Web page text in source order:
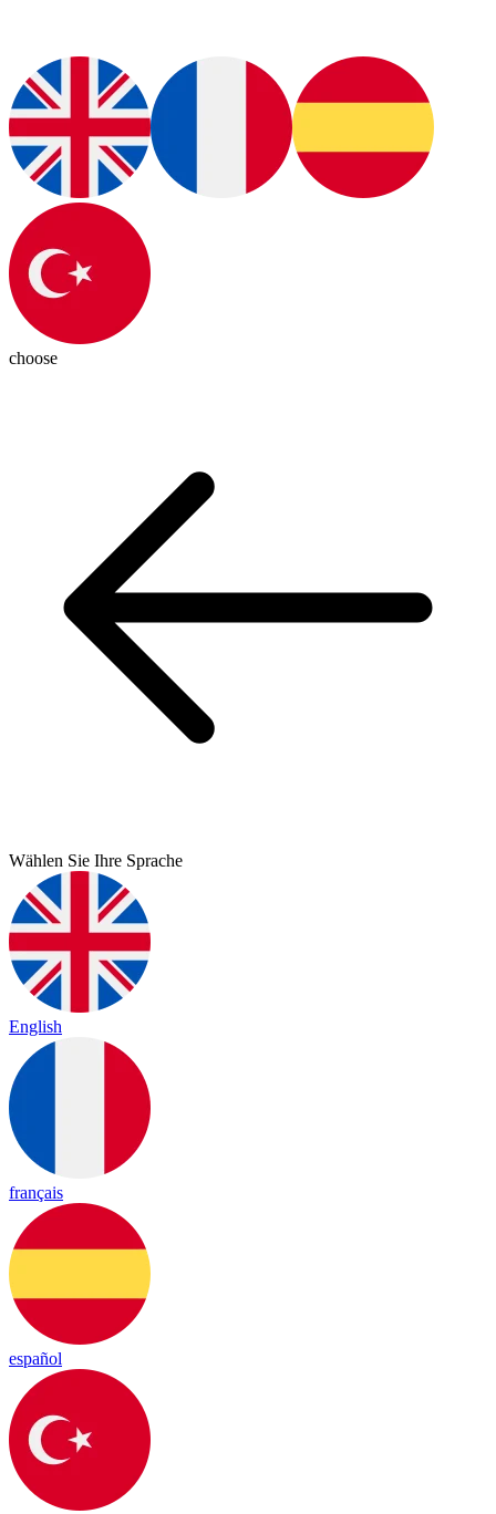
choose
Wählen Sie Ihre Sprache
English
français
español